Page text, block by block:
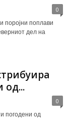
0
поројни поплави
дел на
од...
0
погодени од